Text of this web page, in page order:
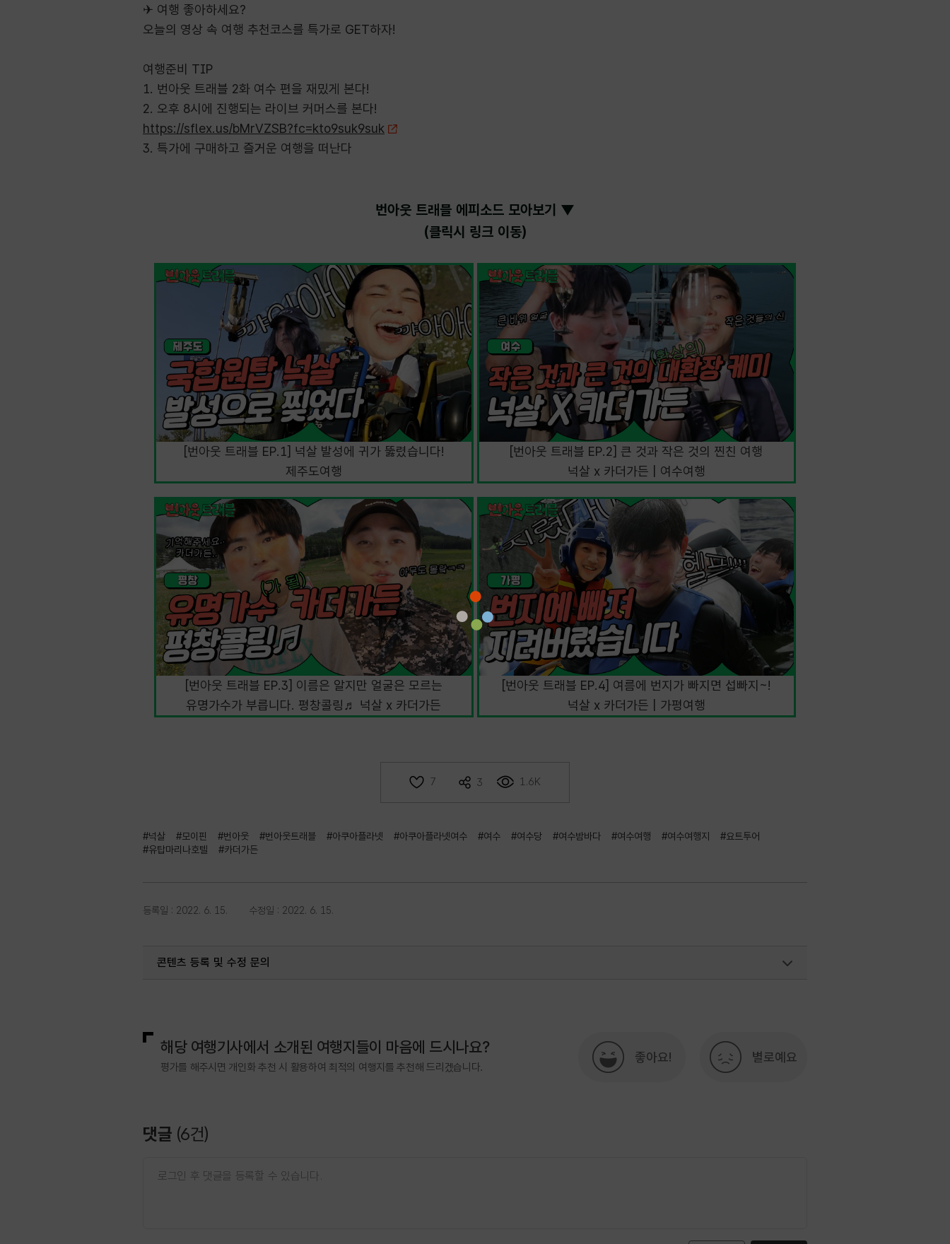
✈ 여행 좋아하세요?
오늘의 영상 속 여행 추천코스를 특가로 GET하자!
여행준비 TIP
1. 번아웃 트래블 2화 여수 편을 재밌게 본다!
2. 오후 8시에 진행되는 라이브 커머스를 본다!
https://sflex.us/bMrVZSB?fc=kto9suk9suk
3. 특가에 구매하고 즐거운 여행을 떠난다
번아웃 트래블 에피소드 모아보기 ▼
(클릭시 링크 이동)
[번아웃 트래블 EP.1] 넉살 발성에 귀가 뚫렸습니다!
제주도여행
[번아웃 트래블 EP.2] 큰 것과 작은 것의 찐친 여행
넉살 x 카더가든 | 여수여행
[번아웃 트래블 EP.3] 이름은 알지만 얼굴은 모르는
유명가수가 부릅니다. 평창콜링♬ 넉살 x 카더가든
[번아웃 트래블 EP.4] 여름에 번지가 빠지면 섭빠지~!
넉살 x 카더가든 | 가평여행
7 3 1.6K
#넉살 #모이핀 #번아웃 #번아웃트래블 #아쿠아플라넷 #아쿠아플라넷여수 #여수 #여수당 #여수밤바다 #여수여행 #여수여행지
#요트투어
#유탑마리나호텔
#카더가든
등록일 : 2022. 6. 15. 수정일 : 2022. 6. 15.
콘텐츠 등록 및 수정 문의
해당 여행기사에서 소개된 여행지들이 마음에 드시나요?
평가를 해주시면 개인화 추천 시 활용하여 최적의 여행지를 추천해 드리겠습니다.
좋아요! 별로예요
댓글 (6건)